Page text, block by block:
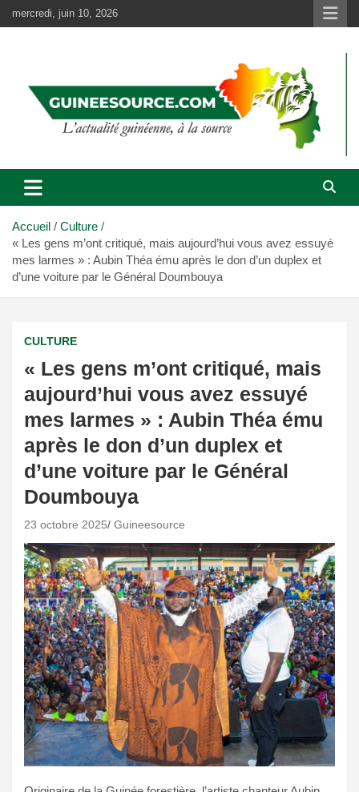
au
mercredi, juin 10, 2026
Accueil
Culture
« Les gens m’ont critiqué, mais aujourd’hui vous avez essuyé
mes larmes » : Aubin Théa ému après le don d’un duplex et
d’une voiture par le Général Doumbouya
CULTURE
« Les gens m’ont critiqué, mais
aujourd’hui vous avez essuyé
mes larmes » : Aubin Théa ému
après le don d’un duplex et
d’une voiture par le Général
Doumbouya
23 octobre 2025 Guineesource